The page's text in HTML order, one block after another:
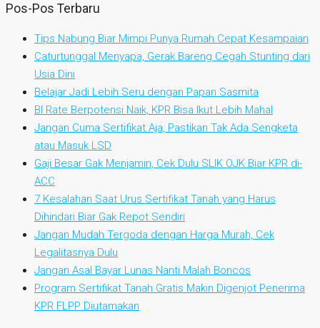
Pos-Pos Terbaru
Tips Nabung Biar Mimpi Punya Rumah Cepat Kesampaian
Caturtunggal Menyapa, Gerak Bareng Cegah Stunting dari
Usia Dini
Belajar Jadi Lebih Seru dengan Papan Sasmita
BI Rate Berpotensi Naik, KPR Bisa Ikut Lebih Mahal
Jangan Cuma Sertifikat Aja, Pastikan Tak Ada Sengketa
atau Masuk LSD
Gaji Besar Gak Menjamin, Cek Dulu SLIK OJK Biar KPR di-
ACC
7 Kesalahan Saat Urus Sertifikat Tanah yang Harus
Dihindari Biar Gak Repot Sendiri
Jangan Mudah Tergoda dengan Harga Murah, Cek
Legalitasnya Dulu
Jangan Asal Bayar Lunas Nanti Malah Boncos
Program Sertifikat Tanah Gratis Makin Digenjot Penerima
KPR FLPP Diutamakan